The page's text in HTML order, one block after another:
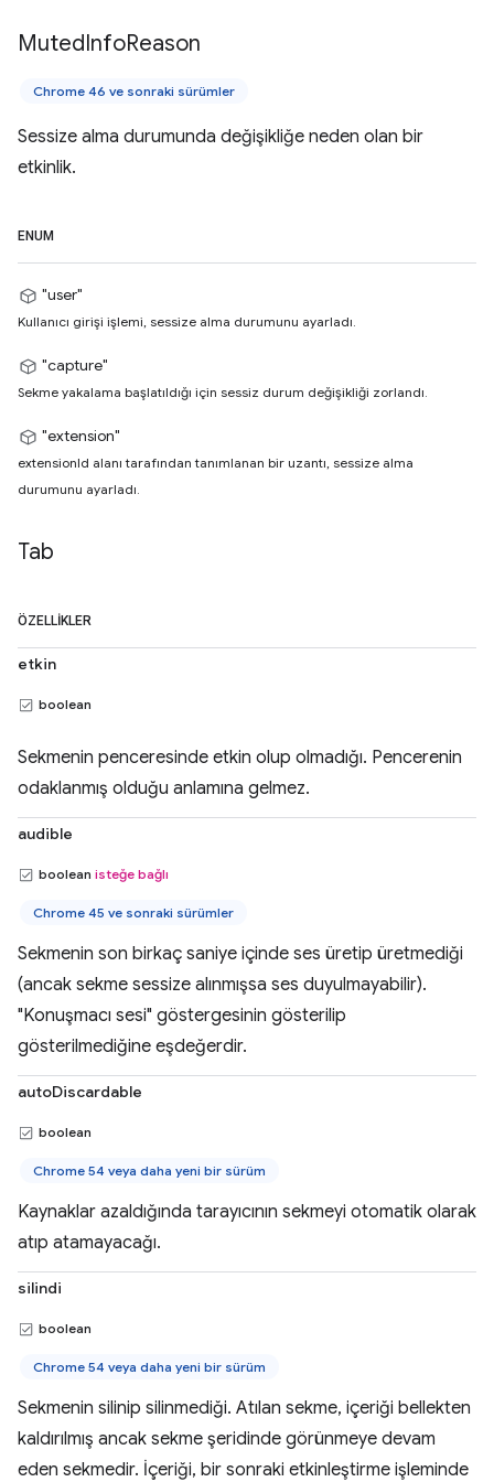
MutedInfoReason
Chrome 46 ve sonraki sürümler
Sessize alma durumunda değişikliğe neden olan bir
etkinlik.
ENUM
"user"
Kullanıcı girişi işlemi, sessize alma durumunu ayarladı.
"capture"
Sekme yakalama başlatıldığı için sessiz durum değişikliği zorlandı.
"extension"
extensionId alanı tarafından tanımlanan bir uzantı, sessize alma
durumunu ayarladı.
Tab
ÖZELLIKLER
etkin
boolean
Sekmenin penceresinde etkin olup olmadığı. Pencerenin
odaklanmış olduğu anlamına gelmez.
audible
boolean isteğe bağlı
Chrome 45 ve sonraki sürümler
Sekmenin son birkaç saniye içinde ses üretip üretmediği
(ancak sekme sessize alınmışsa ses duyulmayabilir).
"Konuşmacı sesi" göstergesinin gösterilip
gösterilmediğine eşdeğerdir.
autoDiscardable
boolean
Chrome 54 veya daha yeni bir sürüm
Kaynaklar azaldığında tarayıcının sekmeyi otomatik olarak
atıp atamayacağı.
silindi
boolean
Chrome 54 veya daha yeni bir sürüm
Sekmenin silinip silinmediği. Atılan sekme, içeriği bellekten
kaldırılmış ancak sekme şeridinde görünmeye devam
eden sekmedir. İçeriği, bir sonraki etkinleştirme işleminde